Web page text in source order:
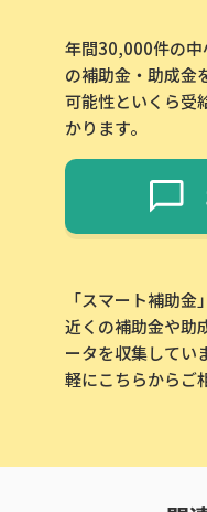
年間30,000件の中
の補助金・助成金
可能性といくら受
かります。
「スマート補助
近くの補助金や助
ータを収集してい
軽にこちらからご